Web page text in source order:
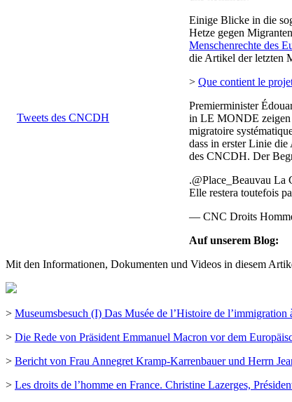
Tweets des CNCDH
Einige Blicke in die
Hetze gegen
Menschenrechte des
die Artikel der letzten
> Que contient le
Premierminister
in LE MONDE zeigen
migratoire
dass in erster Linie
des CNCDH. Der
.@Place_Beauvau La
Elle restera toutefois
— CNC Droits
Auf unserem Blog:
Mit den Informationen, Dokumenten und Videos in diesem
> Museumsbesuch (I) Das Musée de l’Histoire de l’immigration
> Die Rede von Präsident Emmanuel Macron vor dem
> Bericht von Frau Annegret Kramp-Karrenbauer und Herrn
> Les droits de l’homme en France. Christine Lazerges,